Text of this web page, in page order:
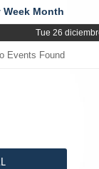
Week Month
Tue 26
Events Found